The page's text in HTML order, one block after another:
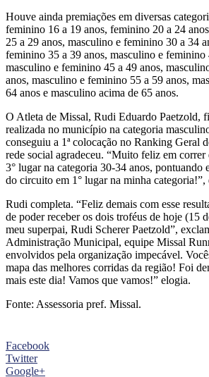
Houve ainda premiações em diversas
feminino 16 a 19 anos, feminino 20 a 24
25 a 29 anos, masculino e feminino 30 a 34
feminino 35 a 39 anos, masculino e feminino
masculino e feminino 45 a 49 anos,
anos, masculino e feminino 55 a 59 anos,
64 anos e masculino acima de 65 anos.
O Atleta de Missal, Rudi Eduardo Paetzold,
realizada no município na categoria
conseguiu a 1ª colocação no Ranking Geral
rede social agradeceu. “Muito feliz em correr
3° lugar na categoria 30-34 anos,
do circuito em 1° lugar na minha categoria!”,
Rudi completa. “Feliz demais com esse
de poder receber os dois troféus de hoje (15
meu superpai, Rudi Scherer Paetzold”,
Administração Municipal, equipe Missal
envolvidos pela organização impecável.
mapa das melhores corridas da região! Foi
mais este dia! Vamos que vamos!” elogia.
Fonte: Assessoria pref. Missal.
Facebook
Twitter
Google+